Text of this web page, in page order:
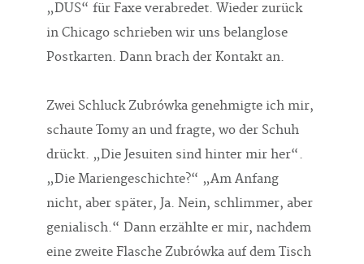
„DUS“ für Faxe verabredet. Wieder zurück
in Chicago schrieben wir uns belanglose
Postkarten. Dann brach der Kontakt an.
Zwei Schluck Zubrówka genehmigte ich mir,
schaute Tomy an und fragte, wo der Schuh
drückt. „Die Jesuiten sind hinter mir her“.
„Die Mariengeschichte?“ „Am Anfang
nicht, aber später, Ja. Nein, schlimmer, aber
genialisch.“ Dann erzählte er mir, nachdem
eine zweite Flasche Zubrówka auf dem Tisch